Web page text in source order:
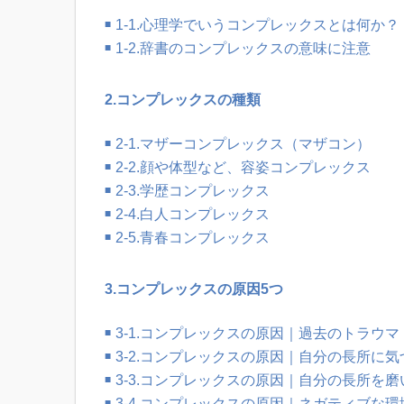
1-1.心理学でいうコンプレックスとは何か？
1-2.辞書のコンプレックスの意味に注意
2.コンプレックスの種類
2-1.マザーコンプレックス（マザコン）
2-2.顔や体型など、容姿コンプレックス
2-3.学歴コンプレックス
2-4.白人コンプレックス
2-5.青春コンプレックス
3.コンプレックスの原因5つ
3-1.コンプレックスの原因｜過去のトラウマ
3-2.コンプレックスの原因｜自分の長所に気
3-3.コンプレックスの原因｜自分の長所を磨